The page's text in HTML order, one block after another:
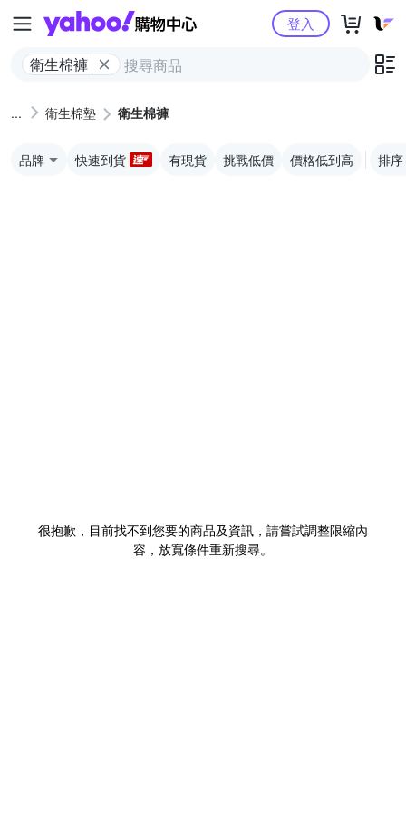
Yahoo購物中心
衛生棉褲
登入
衛生棉墊 衛生棉褲
品牌 快速到貨 有現貨 挑戰低價 價格低到高 排序
很抱歉，目前找不到您要的商品及資訊，請嘗試調整限縮內
容，放寬條件重新搜尋。